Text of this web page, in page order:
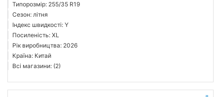
Типорозмір: 255/35 R19
Сезон: літня
Індекс швидкості: Y
Посиленість: XL
Рік виробництва: 2026
Країна: Китай
Всі магазини: (2)